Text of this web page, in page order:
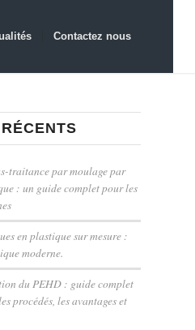
Contactez nous
traitance par moulage par
: un guide complet pour les
en plastique sur mesure :
moderne.
du PEHD : guide complet
procédés, les avantages et